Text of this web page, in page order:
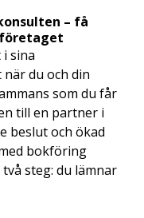
– få
sina
du och din
som du får
till en partner i
beslut och ökad
bokföring
steg: du lämnar